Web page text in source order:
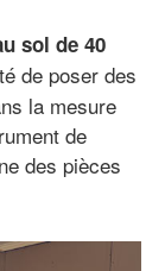
sol de 40
de poser des
la mesure
de
des pièces